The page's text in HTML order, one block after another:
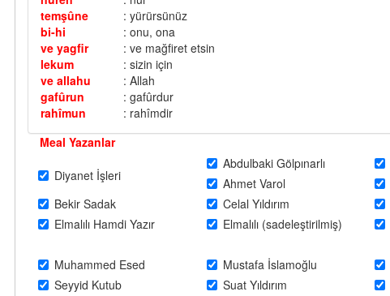
temşûne
: yürürsünüz
bi-hi
: onu, ona
ve yagfir
: ve mağfiret etsin
lekum
: sizin için
ve allahu
: Allah
gafûrun
: gafûrdur
rahîmun
: rahîmdir
Meal Yazanlar
Diyanet İşleri
Abdulbaki Gölpınarlı
Ahmet Varol
Bekir Sadak
Celal Yıldırım
Elmalılı Hamdi Yazır
Elmalılı (sadeleştirilmiş)
Muhammed Esed
Mustafa İslamoğlu
Seyyid Kutub
Suat Yıldırım